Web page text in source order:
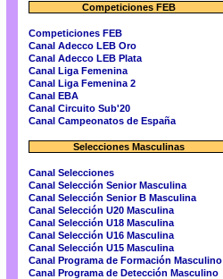
Competiciones FEB
Competiciones FEB
Canal Adecco LEB Oro
Canal Adecco LEB Plata
Canal Liga Femenina
Canal Liga Femenina 2
Canal EBA
Canal Circuito Sub'20
Canal Campeonatos de España
Selecciones Masculinas
Canal Selecciones
Canal Selección Senior Masculina
Canal Selección Senior B Masculina
Canal Selección U20 Masculina
Canal Selección U18 Masculina
Canal Selección U16 Masculina
Canal Selección U15 Masculina
Canal Programa de Formación Masculino
Canal Programa de Detección Masculino